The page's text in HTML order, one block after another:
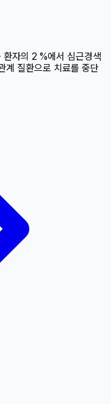
환자의 2 %에서 심근경색
계 질환으로 치료를 중단